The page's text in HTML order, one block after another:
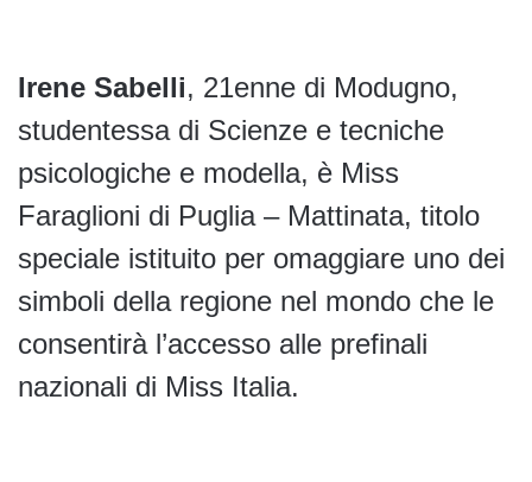
Irene Sabelli, 21enne di Modugno,
studentessa di Scienze e tecniche
psicologiche e modella, è Miss
Faraglioni di Puglia – Mattinata, titolo
speciale istituito per omaggiare uno dei
simboli della regione nel mondo che le
consentirà l’accesso alle prefinali
nazionali di Miss Italia.